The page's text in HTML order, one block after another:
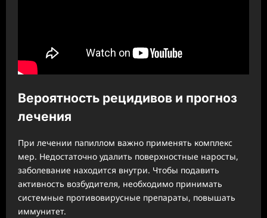
Вероятность рецидивов и прогноз
лечения
При лечении папиллом важно применять комплекс
мер. Недостаточно удалить поверхностные наросты,
заболевание находится внутри. Чтобы подавить
активность возбудителя, необходимо принимать
системные противовирусные препараты, повышать
иммунитет.